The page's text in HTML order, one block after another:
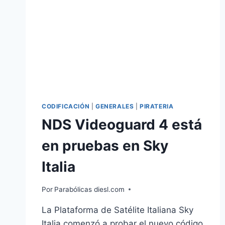
CODIFICACIÓN GENERALES |PIRATERIA
NDS Videoguard 4 está
en pruebas en Sky
Italia
Por Parabólicas diesl.com
La Plataforma de Satélite Italiana Sky